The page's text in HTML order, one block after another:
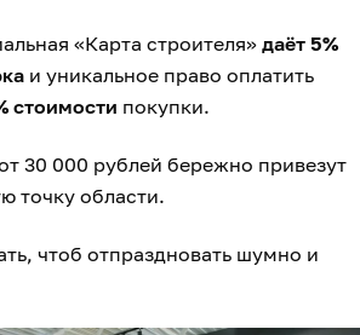
«Карта строителя» даёт 5%
и уникальное право оплатить
стоимости покупки.
30 000 рублей бережно привезут
точку области.
чтоб отпраздновать шумно и